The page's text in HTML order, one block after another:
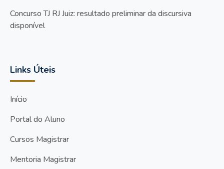
Concurso TJ RJ Juiz: resultado preliminar da discursiva
disponível
Links Úteis
Início
Portal do Aluno
Cursos Magistrar
Mentoria Magistrar